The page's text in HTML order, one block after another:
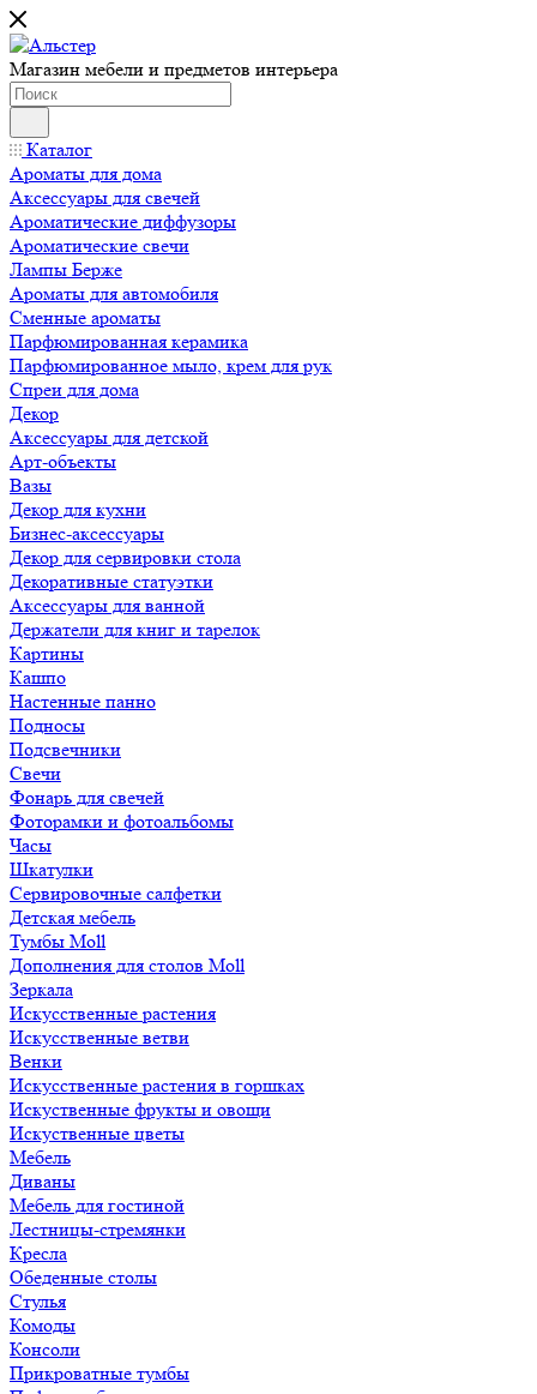
Магазин мебели и предметов интерьера
Каталог
Ароматы для дома
Аксессуары для свечей
Ароматические диффузоры
Ароматические свечи
Лампы Берже
Ароматы для автомобиля
Сменные ароматы
Парфюмированная керамика
Парфюмированное мыло, крем для рук
Спреи для дома
Декор
Аксессуары для детской
Арт-объекты
Вазы
Декор для кухни
Бизнес-аксессуары
Декор для сервировки стола
Декоративные статуэтки
Аксессуары для ванной
Держатели для книг и тарелок
Картины
Кашпо
Настенные панно
Подносы
Подсвечники
Свечи
Фонарь для свечей
Фоторамки и фотоальбомы
Часы
Шкатулки
Сервировочные салфетки
Детская мебель
Тумбы Moll
Дополнения для столов Moll
Зеркала
Искусственные растения
Искусственные ветви
Венки
Искусственные растения в горшках
Искуственные фрукты и овощи
Искуственные цветы
Мебель
Диваны
Мебель для гостиной
Лестницы-стремянки
Кресла
Обеденные столы
Стулья
Комоды
Консоли
Прикроватные тумбы